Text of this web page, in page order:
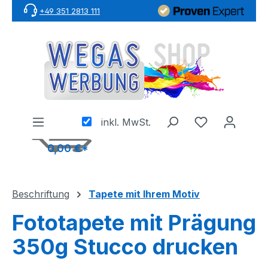
Zum Hauptinhalt springen
+49 351 2813 111
inkl. MwSt.
0,00 €*
Beschriftung Tapete mit Ihrem Motiv
Fototapete mit Prägung
350g Stucco drucken